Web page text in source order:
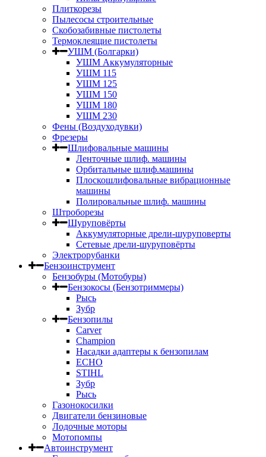
Плиткорезы
Пылесосы строительные
Скобозабивные пистолеты
Термоклеящие пистолеты
УШМ (Болгарки)
УШМ Аккумуляторные
УШМ 115
УШМ 125
УШМ 150
УШМ 180
УШМ 230
Фены (Воздуходувки)
Фрезеры
Шлифовальные машины
Ленточные шлиф. машины
Орбитальные шлиф.машины
Плоскошлифовальные вибрационные
машины
Полировальные шлиф. машины
Штроборезы
Шуруповёрты
Аккумуляторные дрели-шуруповерты
Сетевые дрели-шуруповёрты
Электрорубанки
Бензоинструмент
Бензобуры (Мотобуры)
Бензокосы (Бензотриммеры)
Рысь
Зубр
Бензопилы
Carver
Champion
Насадки адаптеры к бензопилам
ECHO
STIHL
Зубр
Рысь
Газонокосилки
Двигатели бензиновые
Лодочные моторы
Мотопомпы
Автоинструмент